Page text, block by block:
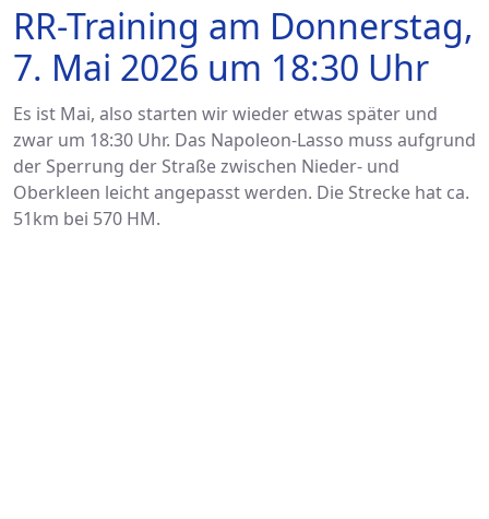
RR-Training am Donnerstag,
7. Mai 2026 um 18:30 Uhr
Es ist Mai, also starten wir wieder etwas später und
zwar um 18:30 Uhr. Das Napoleon-Lasso muss aufgrund
der Sperrung der Straße zwischen Nieder- und
Oberkleen leicht angepasst werden. Die Strecke hat ca.
51km bei 570 HM.